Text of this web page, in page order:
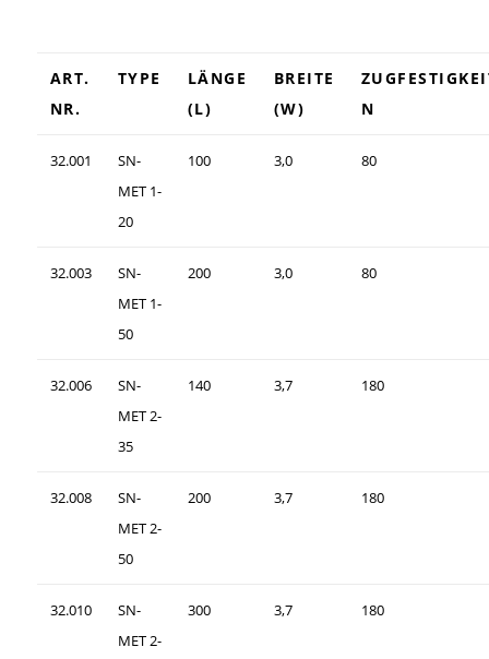
ART.
NR.
TYPE
LÄNGE
(L)
BREITE
(W)
N
32.001
SN-
MET 1-
20
100 3,0 80
32.003
SN-
MET 1-
50
200 3,0 80
32.006
SN-
MET 2-
35
140 3,7 180
32.008
SN-
MET 2-
50
200 3,7 180
32.010
SN-
MET 2-
300 3,7 180